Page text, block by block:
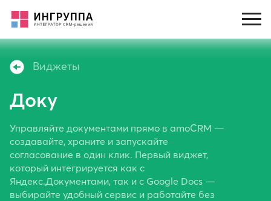
Виджеты
Доку
Управляйте документами прямо в amoCRM —
создавайте, храните и запускайте
согласование в один клик. Первый виджет,
который интегрируется как с
Яндекс.Документами, так и с Google Docs —
выбирайте удобный сервис и работайте без